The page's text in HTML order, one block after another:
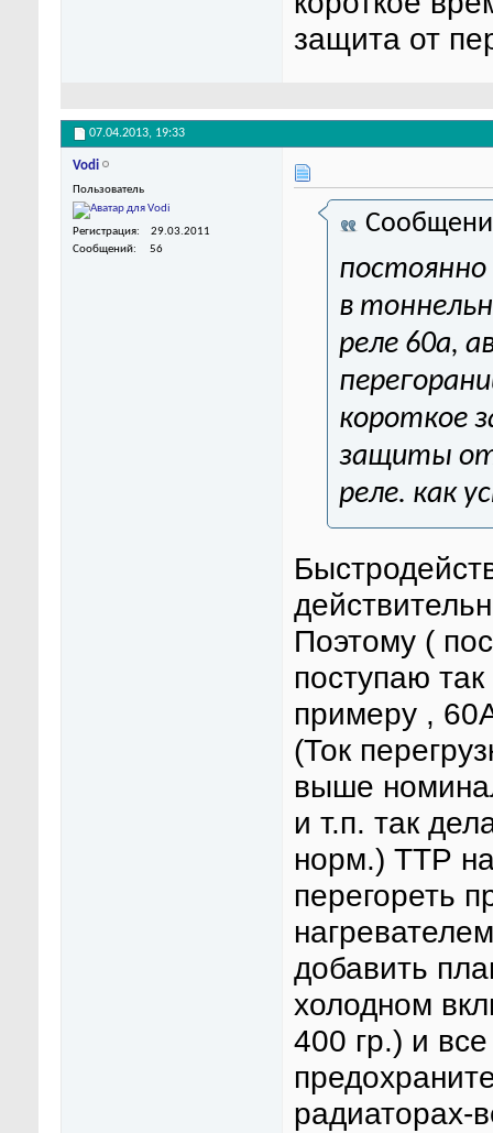
защита от
07.04.2013, 19:33
Vodi
Пользователь
Регистрация
29.03.2011
Сообщений
56
в
реле 60а,
короткое
защиты
реле. как
Поэтому (
поступаю
примеру ,
(Ток
выше
и т.п. так
норм.) ТТР
перегореть
добавить
холодном
400 гр.) и
радиаторах-